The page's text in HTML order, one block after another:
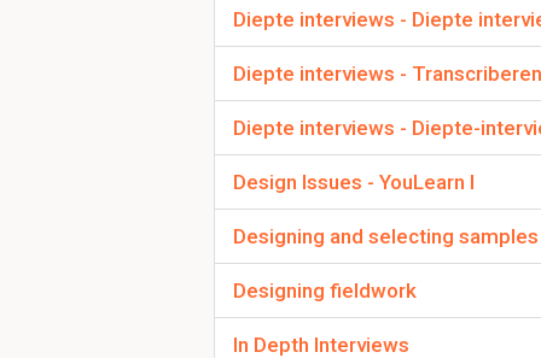
Bij kwalitatief
onderzoek vaak het
wat zijn de
Zie tabel
Diepte interviews - Diepte
Diepte interviews -
Diepte interviews - Diepte-
Design Issues - YouLearn I
Designing and selecting
Designing fieldwork
In Depth Interviews